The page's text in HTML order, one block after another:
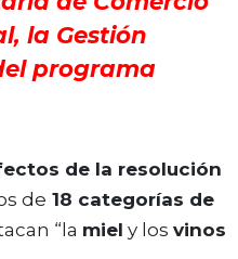
la Gestión
programa
de la resolución
de 18 categorías de
“la miel y los vinos